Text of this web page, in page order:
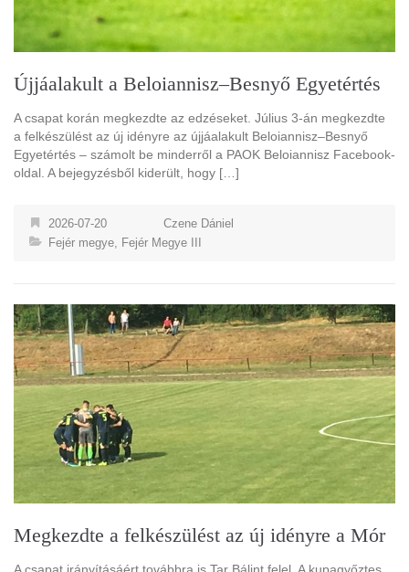
Újjáalakult a Beloiannisz–Besnyő Egyetértés
A csapat korán megkezdte az edzéseket. Július 3-án megkezdte
a felkészülést az új idényre az újjáalakult Beloiannisz–Besnyő
Egyetértés – számolt be minderről a PAOK Beloiannisz Facebook-
oldal. A bejegyzésből kiderült, hogy […]
2026-07-20
Czene Dániel
Fejér megye Fejér Megye III
Megkezdte a felkészülést az új idényre a Mór